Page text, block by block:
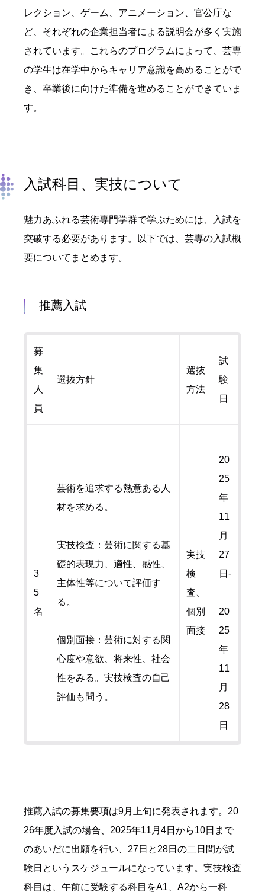
レクション、ゲーム、アニメーション、官公庁な
ど、それぞれの企業担当者による説明会が多く実施
されています。これらのプログラムによって、芸専
の学生は在学中からキャリア意識を高めることがで
き、卒業後に向けた準備を進めることができていま
す。
入試科目、実技について
魅力あふれる芸術専門学群で学ぶためには、入試を
突破する必要があります。以下では、芸専の入試概
要についてまとめます。
推薦入試
募
集
人
員
選抜方針
選抜
方法
試
験
日
3
5
名
芸術を追求する熱意ある人
材を求める。
実技検査：芸術に関する基
礎的表現力、適性、感性、
主体性等について評価す
る。
個別面接：芸術に対する関
心度や意欲、将来性、社会
性をみる。実技検査の自己
評価も問う。
実技
検
査、
個別
面接
20
25
年
11
月
27
日-
20
25
年
11
月
28
日
推薦入試の募集要項は9月上旬に発表されます。20
26年度入試の場合、2025年11月4日から10日まで
のあいだに出願を行い、27日と28日の二日間が試
験日というスケジュールになっています。実技検査
科目は、午前に受験する科目をA1、A2から一科